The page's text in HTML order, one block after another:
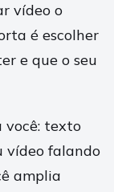
vídeo o
é escolher
e que o seu
você: texto
vídeo falando
amplia